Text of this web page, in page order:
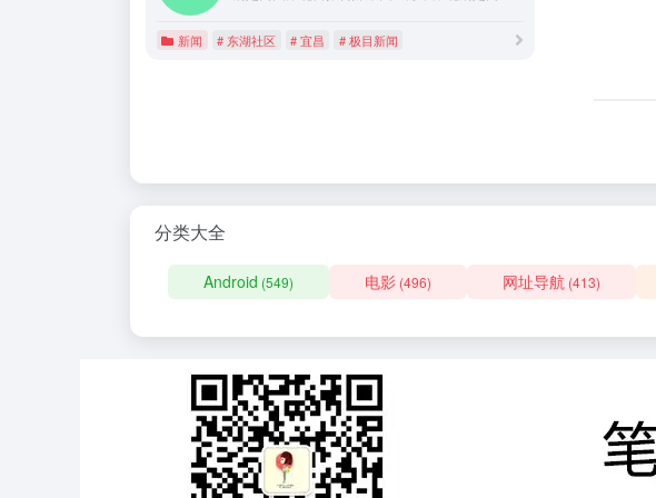
新闻 # 东湖社区 # 宜昌 # 极目新闻
分类大全
Android (549) 电影 (496) 网址导航 (413)